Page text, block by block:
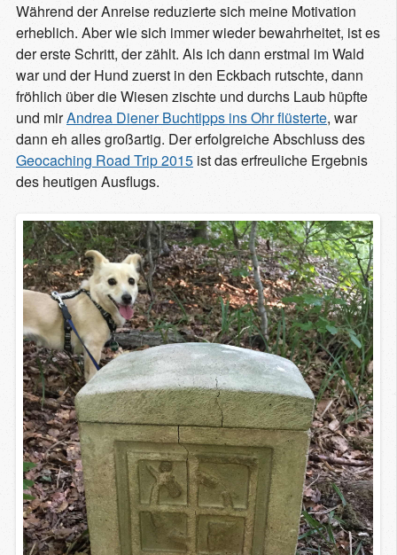
Während der Anreise reduzierte sich meine Motivation
erheblich. Aber wie sich immer wieder bewahrheitet, ist es
der erste Schritt, der zählt. Als ich dann erstmal im Wald
war und der Hund zuerst in den Eckbach rutschte, dann
fröhlich über die Wiesen zischte und durchs Laub hüpfte
und mirAndrea Diener Buchtipps ins Ohr flüsterte, war
dann eh alles großartig. Der erfolgreiche Abschluss des
Geocaching Road Trip 2015 ist das erfreuliche Ergebnis
des heutigen Ausflugs.